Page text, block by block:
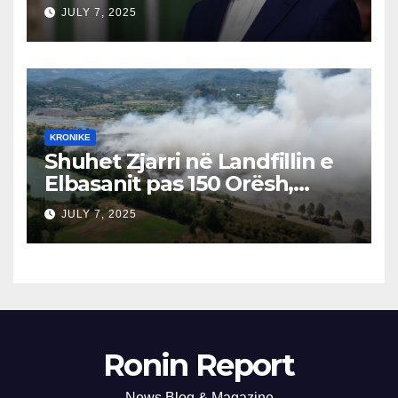
Përgjegjës
JULY 7, 2025
KRONIKE
Shuhet Zjarri në Landfillin e
Elbasanit pas 150 Orësh,
Fillon Vlerësimi i Dëmeve
JULY 7, 2025
Ronin Report